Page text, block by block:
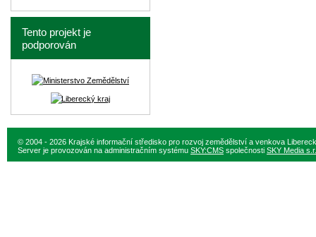
Tento projekt je
podporován
© 2004 - 2026 Krajské informační středisko pro rozvoj zemědělství a venkova
Server je provozován na administračním systému SKY:CMS společnosti SKY Media